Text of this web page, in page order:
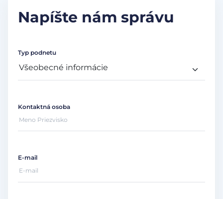
Napíšte nám správu
Typ podnetu
Kontaktná osoba
E-mail